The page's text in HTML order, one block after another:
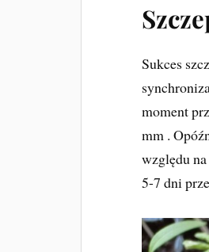
Sukces
moment
mm .
względu
5-7 dni